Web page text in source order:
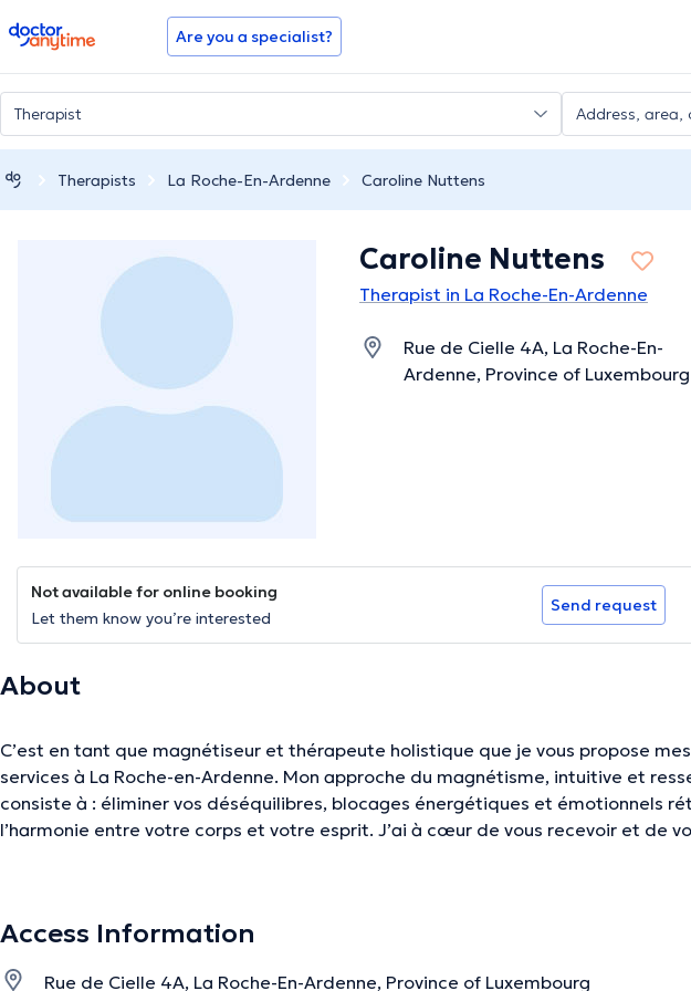
doctoranytime Are you a specialist?
Therapists La Roche-En-Ardenne Caroline Nuttens
Caroline Nuttens
Therapist in La Roche-En-Ardenne
Rue de Cielle 4A, La Roche-En-
Ardenne, Province of Luxembourg
Not available for online booking
Let them know you’re interested
Send request
About
C’est en tant que magnétiseur et thérapeute holistique que je vous propose mes
services à La Roche-en-Ardenne. Mon approche du magnétisme, intuitive et ressentie,
consiste à : éliminer vos déséquilibres, blocages énergétiques et émotionnels rétablir
l’harmonie entre votre corps et votre esprit. J’ai à cœur de vous recevoir et de vous
peux vous aider à: vous relaxer, vous ré-ancrer dans votre corps recharger votre énergie
Access Information
Rue de Cielle 4A, La Roche-En-Ardenne, Province of Luxembourg